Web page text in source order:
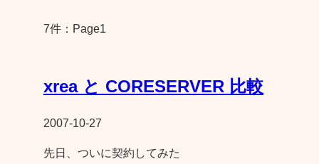
7件：Page1
xrea と CORESERVER 比較
2007-10-27
先日、ついに契約してみた